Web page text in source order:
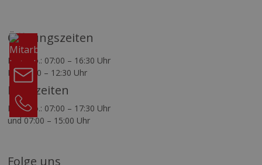
Öffnungszeiten
Mo.–Do.: 07:00 – 16:30 Uhr
Fr.: 07:00 – 12:30 Uhr
Bürozeiten
Mo.–Do.: 07:00 – 17:30 Uhr
und 07:00 – 15:00 Uhr
Folge uns
in
Team
Kontakt
05151
98700 test